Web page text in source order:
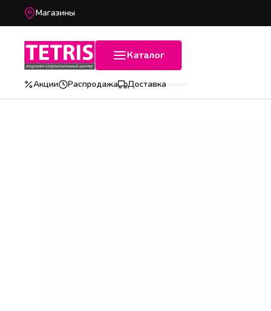
Магазины
Каталог
Акции
Распродажа Доставка